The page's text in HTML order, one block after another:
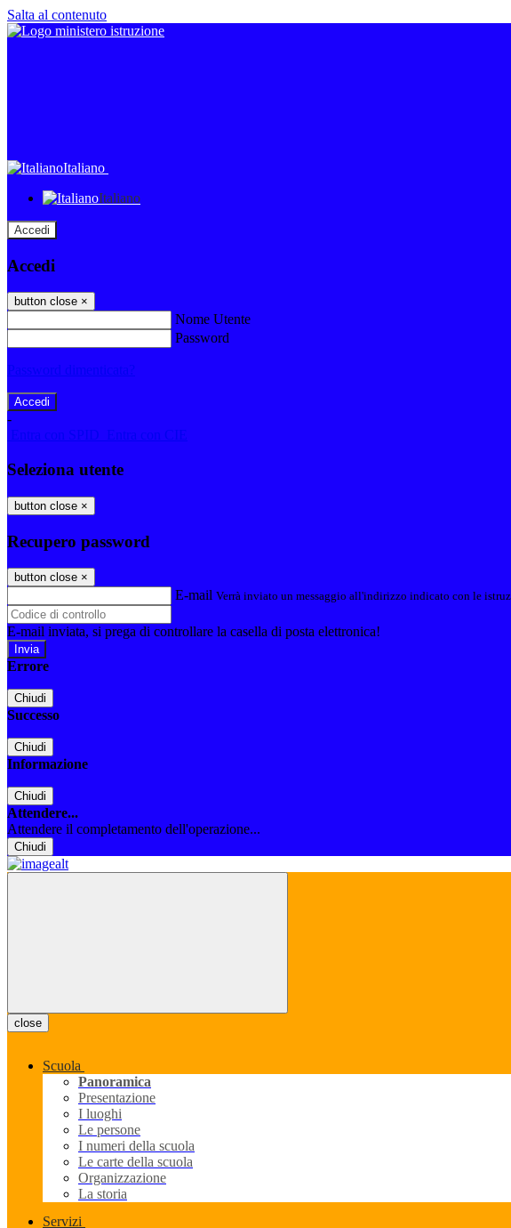
Salta al contenuto
Italiano
Italiano
Accedi
Accedi
button close ×
Nome Utente
Password
Password dimenticata?
-
Entra con SPID
Entra con CIE
Seleziona utente
button close ×
Recupero password
button close ×
E-mail Verrà inviato un messaggio all'indirizzo indicato con le
E-mail inviata, si prega di controllare la casella di posta elettronica!
Errore
Chiudi
Successo
Chiudi
Informazione
Chiudi
Attendere...
Attendere il completamento dell'operazione...
Chiudi
close
Scuola
Panoramica
Presentazione
I luoghi
Le persone
I numeri della scuola
Le carte della scuola
Organizzazione
La storia
Servizi